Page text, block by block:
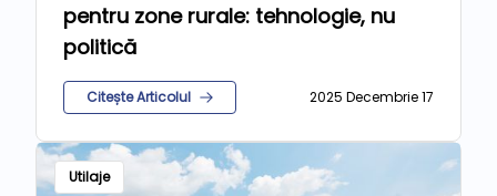
pentru zone rurale: tehnologie, nu
politică
Citește Articolul 2025 Decembrie 17
Utilaje